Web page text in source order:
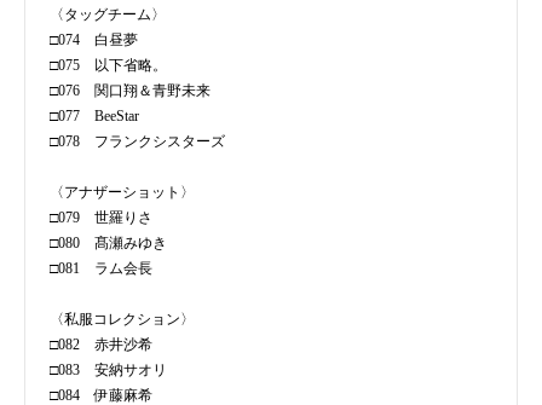
〈タッグチーム〉
□074 白昼夢
□075 以下省略。
□076 関口翔＆青野未来
□077 BeeStar
□078 フランクシスターズ
〈アナザーショット〉
□079 世羅りさ
□080 髙瀬みゆき
□081 ラム会長
〈私服コレクション〉
□082 赤井沙希
□083 安納サオリ
□084 伊藤麻希